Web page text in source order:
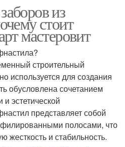
из
стоит
мастеровит
строительный
используется для создания
обусловлена сочетанием
и эстетической
представляет собой
полосами, что
жесткость и стабильность.